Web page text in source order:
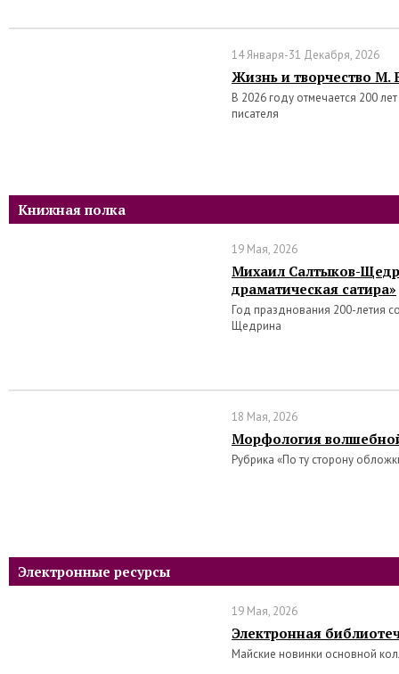
14 Января-31 Декабря, 2026
Жизнь и творчество М.
В 2026 году отмечается 200
писателя
Книжная полка
19 Мая, 2026
Михаил Салтыков-
драматическая сатира»
Год празднования 200-летия
Щедрина
18 Мая, 2026
Морфология
Рубрика «По ту сторону
Электронные ресурсы
19 Мая, 2026
Электронная
Майские новинки основной